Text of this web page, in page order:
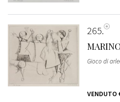
265
Gioco di
VENDUTO